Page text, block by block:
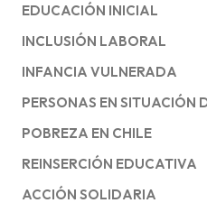
EDUCACIÓN INICIAL
INCLUSIÓN LABORAL
INFANCIA VULNERADA
PERSONAS EN SITUACIÓN
POBREZA EN CHILE
REINSERCIÓN EDUCATIVA
ACCIÓN SOLIDARIA